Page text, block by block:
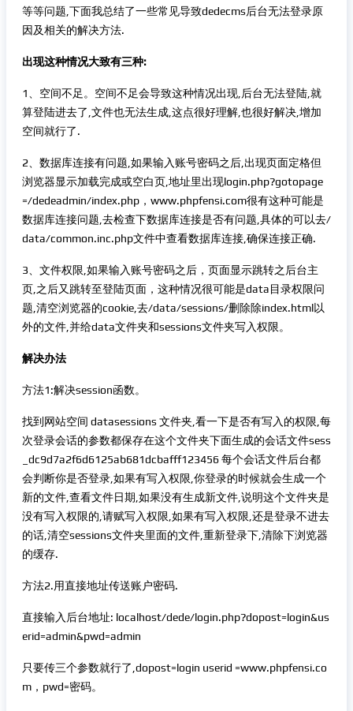
等等问题,下面我总结了一些常见导致dedecms后台无法登录原
因及相关的解决方法.
出现这种情况大致有三种:
1、空间不足。空间不足会导致这种情况出现,后台无法登陆,就
算登陆进去了,文件也无法生成,这点很好理解,也很好解决,增加
空间就行了.
2、数据库连接有问题,如果输入账号密码之后,出现页面定格但
浏览器显示加载完成或空白页,地址里出现login.php?gotopage
=/dedeadmin/index.php，www.phpfensi.com很有这种可能是
数据库连接问题,去检查下数据库连接是否有问题,具体的可以去/
data/common.inc.php文件中查看数据库连接,确保连接正确.
3、文件权限,如果输入账号密码之后，页面显示跳转之后台主
页,之后又跳转至登陆页面，这种情况很可能是data目录权限问
题,清空浏览器的cookie,去/data/sessions/删除除index.html以
外的文件,并给data文件夹和sessions文件夹写入权限。
解决办法
方法1:解决session函数。
找到网站空间 datasessions 文件夹,看一下是否有写入的权限,每
次登录会话的参数都保存在这个文件夹下面生成的会话文件sess
_dc9d7a2f6d6125ab681dcbafff123456 每个会话文件后台都
会判断你是否登录,如果有写入权限,你登录的时候就会生成一个
新的文件,查看文件日期,如果没有生成新文件,说明这个文件夹是
没有写入权限的,请赋写入权限,如果有写入权限,还是登录不进去
的话,清空sessions文件夹里面的文件,重新登录下,清除下浏览器
的缓存.
方法2.用直接地址传送账户密码.
直接输入后台地址: localhost/dede/login.php?dopost=login&us
erid=admin&pwd=admin
只要传三个参数就行了,dopost=login userid =www.phpfensi.co
m，pwd=密码。